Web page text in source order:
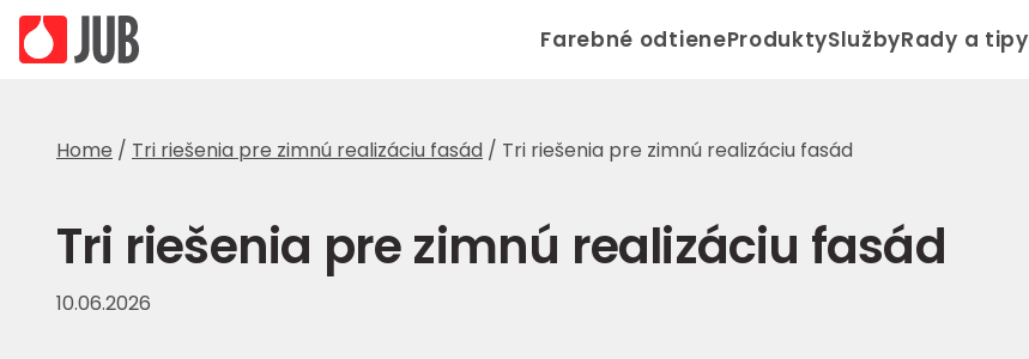
Farebné odtieneProduktySlužbyRady a tipy
Home / Tri riešenia pre zimnú realizáciu fasád / Tri riešenia pre zimnú realizáciu fasád
Tri riešenia pre zimnú realizáciu fasád
10.06.2026